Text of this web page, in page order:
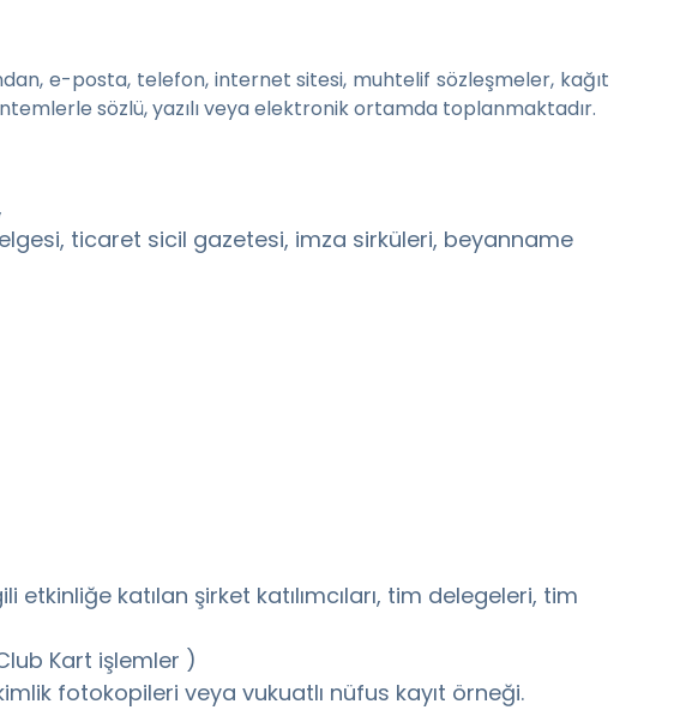
e-posta, telefon, internet sitesi, muhtelif sözleşmeler, kağıt
sözlü, yazılı veya elektronik ortamda toplanmaktadır.
ticaret sicil gazetesi, imza sirküleri, beyanname
katılan şirket katılımcıları, tim delegeleri, tim
Kart işlemler )
fotokopileri veya vukuatlı nüfus kayıt örneği.